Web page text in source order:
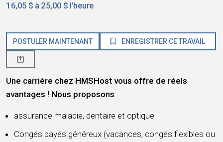
16,05 $ à 25,00 $ l'heure
POSTULER MAINTENANT ENREGISTRER CE TRAVAIL
Une carrière chez HMSHost vous offre de réels
avantages ! Nous proposons
assurance maladie, dentaire et optique
Congés payés généreux (vacances, congés flexibles ou